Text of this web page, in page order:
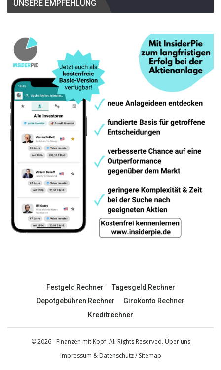
UNSERE EMPFEHLUNG
Festgeld Rechner
Tagesgeld Rechner
Depotgebühren Rechner
Girokonto Rechner
Kreditrechner
© 2026 - Finanzen mit Kopf. All Rights Reserved. Über uns
Impressum & Datenschutz/ Sitemap